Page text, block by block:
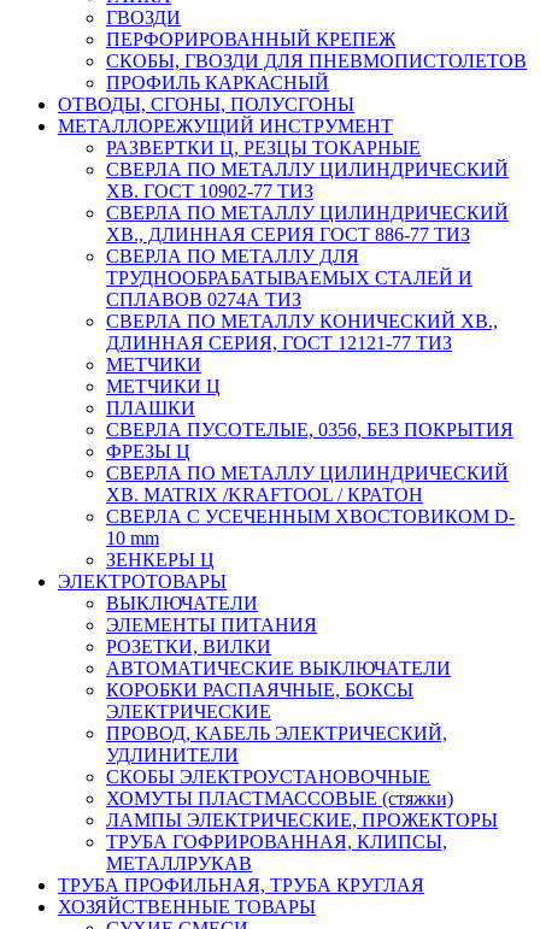
ГВОЗДИ
ПЕРФОРИРОВАННЫЙ КРЕПЕЖ
СКОБЫ, ГВОЗДИ ДЛЯ ПНЕВМОПИСТОЛЕТОВ
ПРОФИЛЬ КАРКАСНЫЙ
ОТВОДЫ, СГОНЫ, ПОЛУСГОНЫ
МЕТАЛЛОРЕЖУЩИЙ ИНСТРУМЕНТ
РАЗВЕРТКИ Ц, РЕЗЦЫ ТОКАРНЫЕ
СВЕРЛА ПО МЕТАЛЛУ ЦИЛИНДРИЧЕСКИЙ
ХВ. ГОСТ 10902-77 ТИЗ
СВЕРЛА ПО МЕТАЛЛУ ЦИЛИНДРИЧЕСКИЙ
ХВ., ДЛИННАЯ СЕРИЯ ГОСТ 886-77 ТИЗ
СВЕРЛА ПО МЕТАЛЛУ ДЛЯ
ТРУДНООБРАБАТЫВАЕМЫХ СТАЛЕЙ И
СПЛАВОВ 0274А ТИЗ
СВЕРЛА ПО МЕТАЛЛУ КОНИЧЕСКИЙ ХВ.,
ДЛИННАЯ СЕРИЯ, ГОСТ 12121-77 ТИЗ
МЕТЧИКИ
МЕТЧИКИ Ц
ПЛАШКИ
СВЕРЛА ПУСОТЕЛЫЕ, 0356, БЕЗ ПОКРЫТИЯ
ФРЕЗЫ Ц
СВЕРЛА ПО МЕТАЛЛУ ЦИЛИНДРИЧЕСКИЙ
ХВ. MATRIX /KRAFTOOL / КРАТОН
СВЕРЛА С УСЕЧЕННЫМ ХВОСТОВИКОМ D-
10 mm
ЗЕНКЕРЫ Ц
ЭЛЕКТРОТОВАРЫ
ВЫКЛЮЧАТЕЛИ
ЭЛЕМЕНТЫ ПИТАНИЯ
РОЗЕТКИ, ВИЛКИ
АВТОМАТИЧЕСКИЕ ВЫКЛЮЧАТЕЛИ
КОРОБКИ РАСПАЯЧНЫЕ, БОКСЫ
ЭЛЕКТРИЧЕСКИЕ
ПРОВОД, КАБЕЛЬ ЭЛЕКТРИЧЕСКИЙ,
УДЛИНИТЕЛИ
СКОБЫ ЭЛЕКТРОУСТАНОВОЧНЫЕ
ХОМУТЫ ПЛАСТМАССОВЫЕ (стяжки)
ЛАМПЫ ЭЛЕКТРИЧЕСКИЕ, ПРОЖЕКТОРЫ
ТРУБА ГОФРИРОВАННАЯ, КЛИПСЫ,
МЕТАЛЛРУКАВ
ТРУБА ПРОФИЛЬНАЯ, ТРУБА КРУГЛАЯ
ХОЗЯЙСТВЕННЫЕ ТОВАРЫ